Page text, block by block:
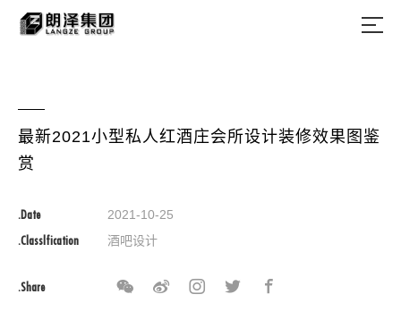
最新2021小型私人红酒庄会所设计装修效果图鉴
赏
.Date 2021-10-25
.Classlfication 酒吧设计
.Share